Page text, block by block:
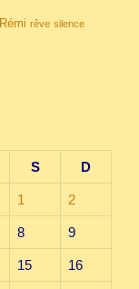
Rémi rêve silence
S D
1 2
8 9
15 16